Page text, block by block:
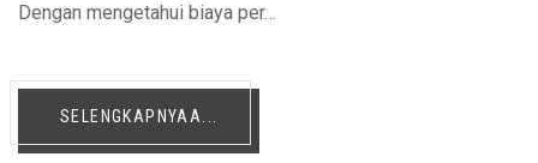
Dengan mengetahui biaya per…
SELENGKAPNYAA...